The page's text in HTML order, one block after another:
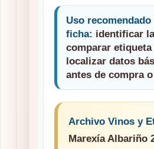
Uso recomendado
ficha: identificar
comparar etiqueta
localizar datos
antes de compra
Archivo Vinos y
Marexía Albariño